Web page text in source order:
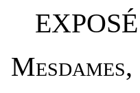
Mesdames